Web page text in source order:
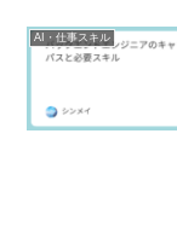
AI・仕事スキル